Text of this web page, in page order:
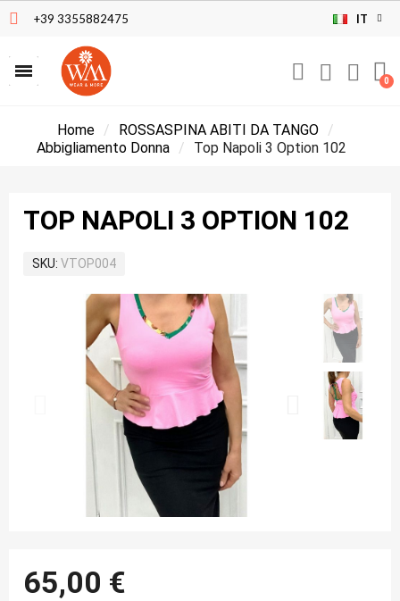
+39 3355882475 IT
Home
ROSSASPINA ABITI DA TANGO
Abbigliamento Donna
Top Napoli 3 Option 102
TOP NAPOLI 3 OPTION 102
SKU VTOP004
65,00 €